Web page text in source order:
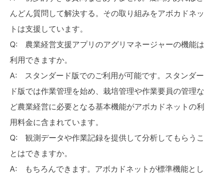
んどん質問して解決する。その取り組みをアボカドネッ
トは支援しています。
Q: 農業経営支援アプリのアグリマネージャーの機能は
利用できますか。
A: スタンダード版でのご利用が可能です。スタンダー
ド版では作業管理を始め、栽培管理や作業要員の管理な
ど農業経営に必要となる基本機能がアボカドネットの利
用料金に含まれています。
Q: 観測データや作業記録を提供して分析してもらうこ
とはできますか。
A: もちろんできます。アボカドネットが標準機能とし